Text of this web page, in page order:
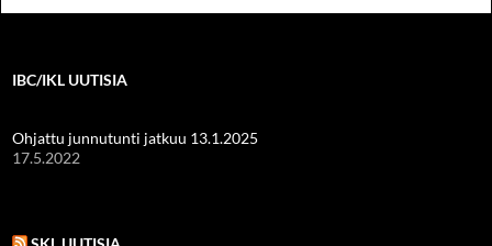
IBC/IKL UUTISIA
Ohjattu junnutunti jatkuu 13.1.2025
17.5.2022